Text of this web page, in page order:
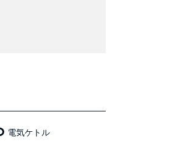
電気ケトル